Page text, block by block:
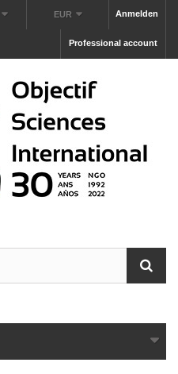
Anmelden
EUR
Professional account